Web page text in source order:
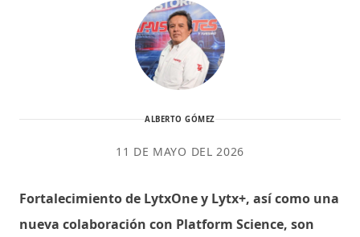
ALBERTO GÓMEZ
11 DE MAYO DEL 2026
Fortalecimiento de LytxOne y Lytx+, así como una
nueva colaboración con Platform Science, son